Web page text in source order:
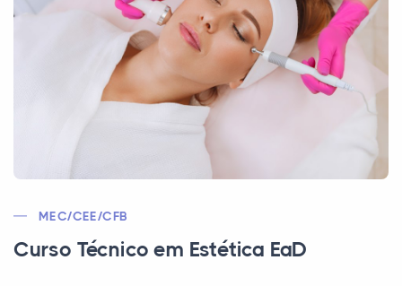
MEC/CEE/CFB
Curso Técnico em Estética EaD